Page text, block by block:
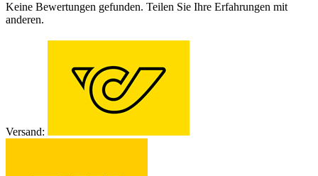
Keine Bewertungen gefunden. Teilen Sie Ihre Erfahrungen mit
anderen.
Versand: